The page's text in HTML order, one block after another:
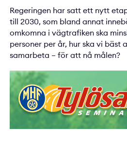
Regeringen har satt ett nytt
till 2030, som bland annat
omkomna i vägtrafiken ska
personer per år, hur ska vi bäst
samarbeta – för att nå målen?